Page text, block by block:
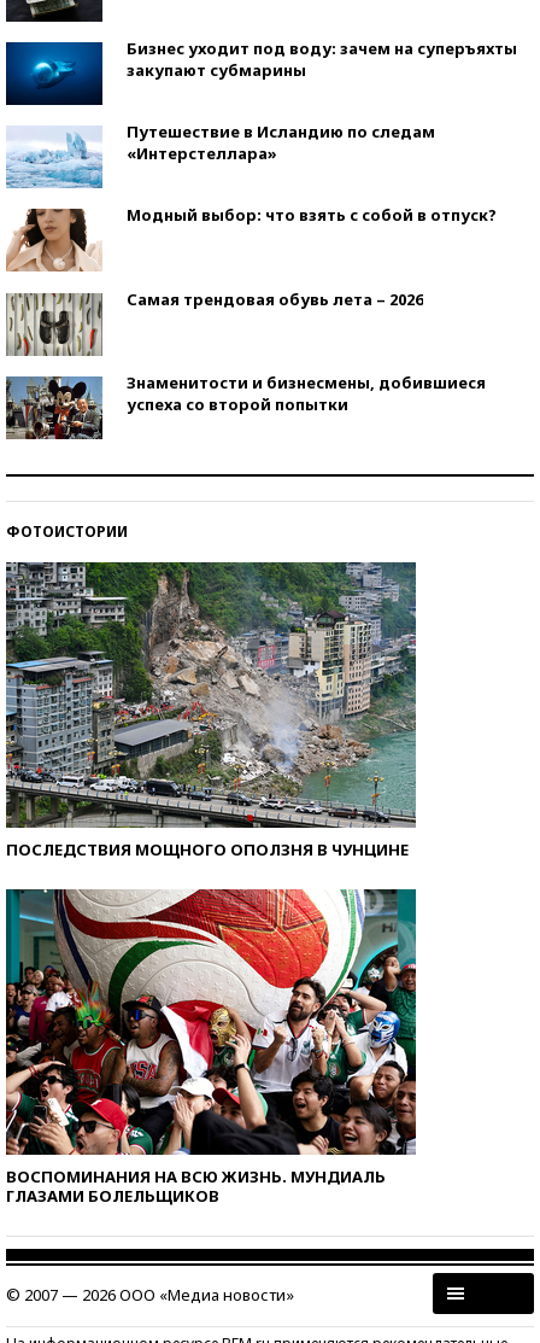
Бизнес уходит под воду: зачем на суперъяхты
закупают субмарины
Путешествие в Исландию по следам
«Интерстеллара»
Модный выбор: что взять с собой в отпуск?
Самая трендовая обувь лета – 2026
Знаменитости и бизнесмены, добившиеся
успеха со второй попытки
ФОТОИСТОРИИ
ПОСЛЕДСТВИЯ МОЩНОГО ОПОЛЗНЯ В ЧУНЦИНЕ
ВОСПОМИНАНИЯ НА ВСЮ ЖИЗНЬ. МУНДИАЛЬ
ГЛАЗАМИ БОЛЕЛЬЩИКОВ
© 2007 — 2026 ООО «Медиа новости»